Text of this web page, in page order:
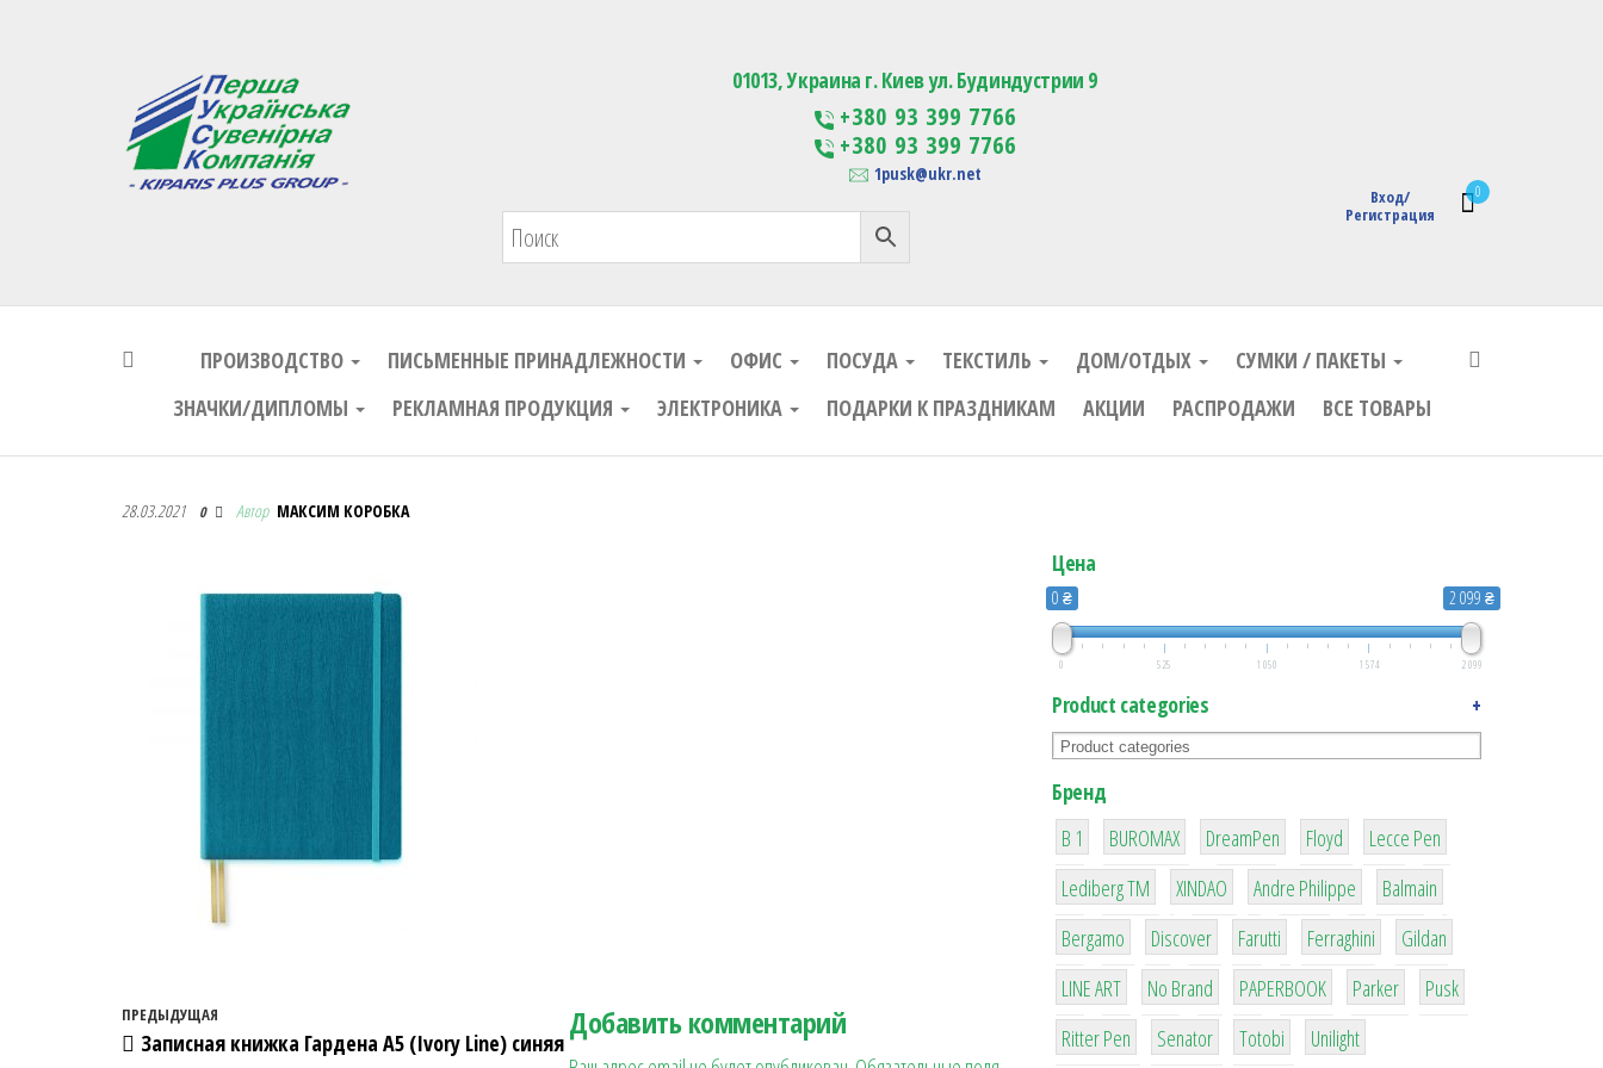
Первая Украинская Сувенирная Компания Изготовление сувенирной продукции с логотипом
0
Вход/
Регистрация
01013, Украина г. Киев ул. Будиндустрии 9
+380 93 399 7766
+380 93 399 7766
1pusk@ukr.net
ПРОИЗВОДСТВО ПИСЬМЕННЫЕ ПРИНАДЛЕЖНОСТИ ОФИС ПОСУДА ТЕКСТИЛЬ ДОМ/ОТДЫХ
СУМКИ / ПАКЕТЫ
ЗНАЧКИ/ДИПЛОМЫ
РЕКЛАМНАЯ ПРОДУКЦИЯ ЭЛЕКТРОНИКА ПОДАРКИ К ПРАЗДНИКАМ АКЦИИ РАСПРОДАЖИ ВСЕ ТОВАРЫ
Первая Украинская Сувенирная Компания
28.03.2021 0 Автор МАКСИМ КОРОБКА
Навигация по записям
Предыдущая запись
ПРЕДЫДУЩАЯ
Записная книжка Гардена А5 (Ivory Line) синяя
Добавить комментарий
Цена
0 ₴ 2 099 ₴
0 525 1 050 1 574 2 099
Product categories +
Бренд
B 1
1
BUROMAX
1
DreamPen
2
Floyd
2
Lecce Pen
3
Lediberg ТМ
3
XINDAO
1
Andre Philippe
4
Balmain
26
Bergamo
64
Discover
299
Farutti
4
Ferraghini
42
Gildan
4
LINE ART
90
No Brand
8
PAPERBOOK
6
Parker
2
Pusk
22
Ritter Pen
15
Senator
43
Totobi
1
Unilight